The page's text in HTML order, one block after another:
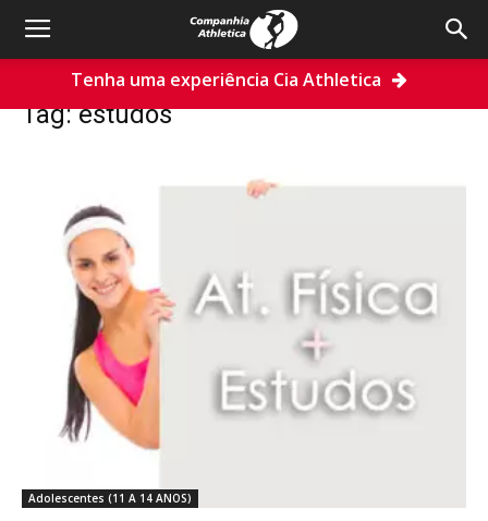
Tenha uma experiência Cia Athletica
Tags Estudos
Tag: estudos
Adolescentes (11 A 14 ANOS)